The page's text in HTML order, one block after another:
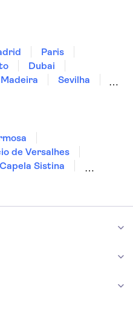
Paris
Dubai
Madeira
Sevilha
de Versalhes
Capela Sistina
de São Jorge